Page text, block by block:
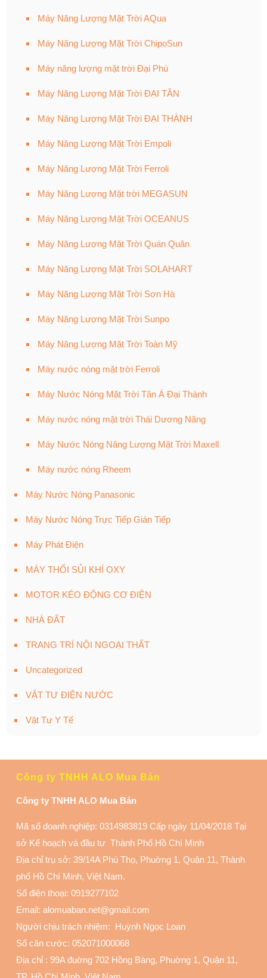
Máy Năng Lượng Mặt Trời AQua
Máy Năng Lượng Mặt Trời ChipoSun
Máy năng lượng mặt trời Đại Phú
Máy Năng Lượng Mặt Trời ĐẠI TÂN
Máy Năng Lượng Mặt Trời ĐẠI THÀNH
Máy Năng Lượng Mặt Trời Empoli
Máy Năng Lượng Mặt Trời Ferroli
Máy Năng Lượng Mặt trời MEGASUN
Máy Năng Lượng Mặt Trời OCEANUS
Máy Năng Lượng Mặt Trời Quán Quân
Máy Năng Lượng Mặt Trời SOLAHART
Máy Năng Lượng Mặt Trời Sơn Hà
Máy Năng Lượng Mặt Trời Sunpo
Máy Năng Lượng Mặt Trời Toàn Mỹ
Máy nước nóng mặt trời Ferroli
Máy Nước Nóng Mặt Trời Tân Á Đại Thành
Máy nước nóng mặt trời Thái Dương Năng
Máy Nước Nóng Năng Lượng Mặt Trời Maxell
Máy nước nóng Rheem
Máy Nước Nóng Panasonic
Máy Nước Nóng Trực Tiếp Gián Tiếp
Máy Phát Điện
MÁY THỔI SỦI KHÍ OXY
MOTOR KÉO ĐỘNG CƠ ĐIỆN
NHÀ ĐẤT
TRANG TRÍ NỘI NGOẠI THẤT
Uncategorized
VẬT TƯ ĐIỆN NƯỚC
Vật Tư Y Tế
Công ty TNHH ALO Mua Bán
Công ty TNHH ALO Mua Bán
Mã số doanh nghiệp: 0314983819 Cấp ngày 11/04/2018 Tại
sở Kế hoạch và đầu tư Thành Phố Hồ Chí Minh
Địa chỉ trụ sở: 39/14A Phú Thọ, Phuờng 1, Quận 11, Thành
phố Hồ Chí Minh, Việt Nam.
Số điện thoại: 0919277102
Email: alomuaban.net@gmail.com
Người chịu trách nhiệm: Huỳnh Ngọc Loan
Số căn cước: 052071000068
Địa chỉ : 99A đuờng 702 Hồng Bàng, Phuờng 1, Quận 11,